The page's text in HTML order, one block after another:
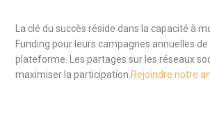
La clé du succès réside dans la capacité à
Funding pour leurs campagnes annuelles
plateforme. Les partages sur les réseaux
maximiser la participation. Rejoindre notre